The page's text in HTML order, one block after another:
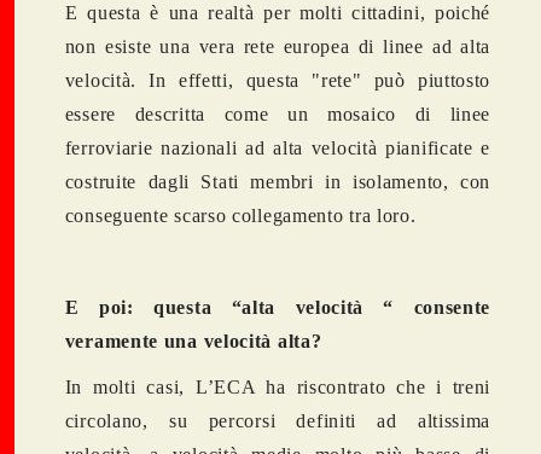
E questa è una realtà per molti cittadini, poiché
non esiste una vera rete europea di linee ad alta
velocità. In effetti, questa "rete" può piuttosto
essere descritta come un mosaico di linee
ferroviarie nazionali ad alta velocità pianificate e
costruite dagli Stati membri in isolamento, con
conseguente scarso collegamento tra loro.
E poi: questa “alta velocità “ consente
veramente una velocità alta?
In molti casi, L’ECA ha riscontrato che i treni
circolano, su percorsi definiti ad altissima